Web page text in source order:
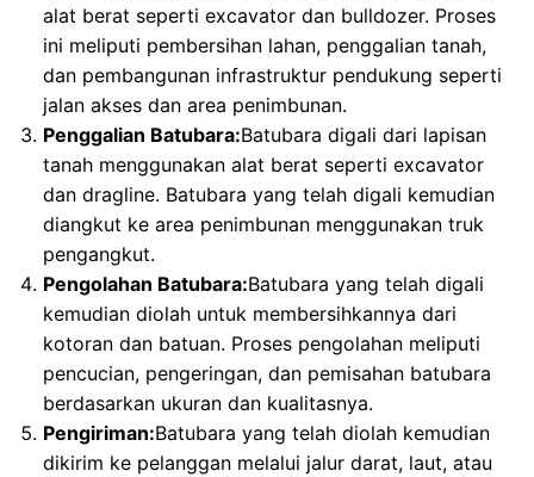
alat berat seperti excavator dan bulldozer. Proses
ini meliputi pembersihan lahan, penggalian tanah,
dan pembangunan infrastruktur pendukung seperti
jalan akses dan area penimbunan.
Penggalian Batubara:Batubara digali dari lapisan
tanah menggunakan alat berat seperti excavator
dan dragline. Batubara yang telah digali kemudian
diangkut ke area penimbunan menggunakan truk
pengangkut.
Pengolahan Batubara:Batubara yang telah digali
kemudian diolah untuk membersihkannya dari
kotoran dan batuan. Proses pengolahan meliputi
pencucian, pengeringan, dan pemisahan batubara
berdasarkan ukuran dan kualitasnya.
Pengiriman:Batubara yang telah diolah kemudian
dikirim ke pelanggan melalui jalur darat, laut, atau